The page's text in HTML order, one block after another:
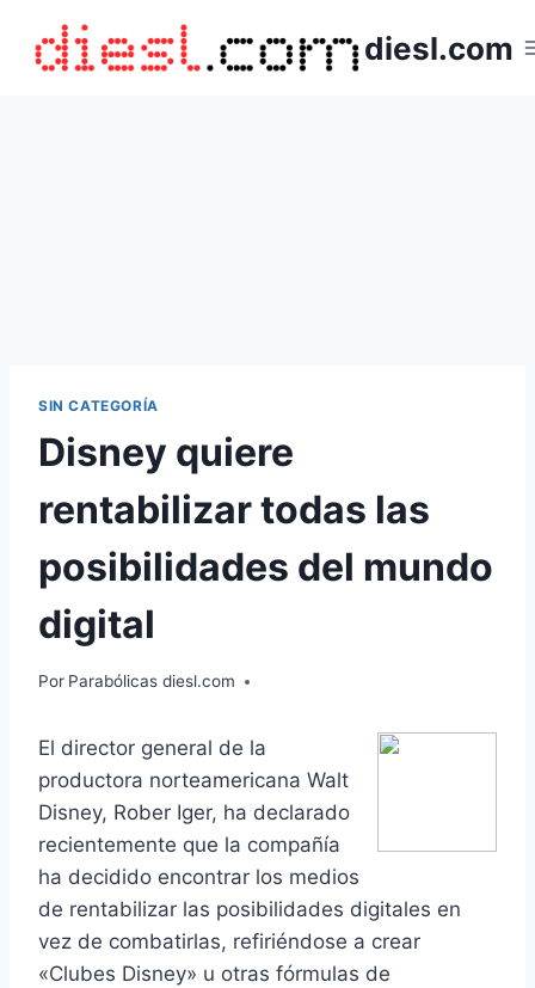
contenido
diesl.com
SIN CATEGORÍA
Disney quiere
rentabilizar todas las
posibilidades del mundo
digital
Por Parabólicas diesl.com
El director general de la
productora norteamericana Walt
Disney, Rober Iger, ha declarado
recientemente que la compañía
ha decidido encontrar los medios
de rentabilizar las posibilidades digitales en
vez de combatirlas, refiriéndose a crear
«Clubes Disney» u otras fórmulas de